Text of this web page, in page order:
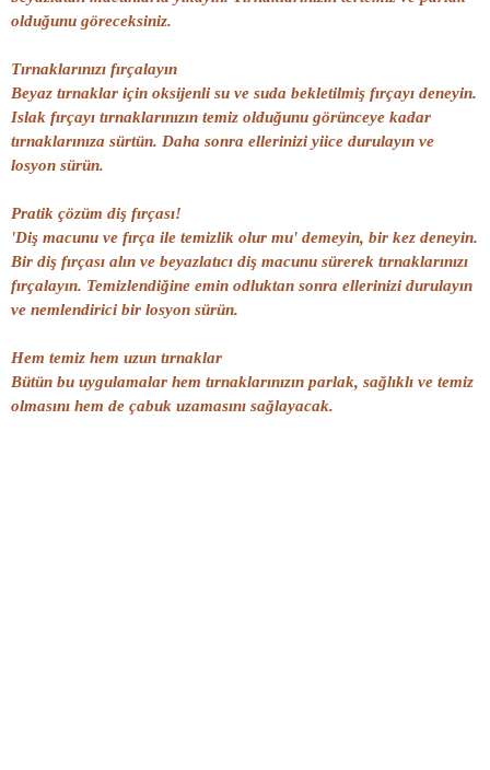
olduğunu göreceksiniz.
Tırnaklarınızı fırçalayın
Beyaz tırnaklar için oksijenli su ve suda bekletilmiş fırçayı deneyin.
Islak fırçayı tırnaklarınızın temiz olduğunu görünceye kadar
tırnaklarınıza sürtün. Daha sonra ellerinizi yiice durulayın ve
losyon sürün.
Pratik çözüm diş fırçası!
'Diş macunu ve fırça ile temizlik olur mu' demeyin, bir kez deneyin.
Bir diş fırçası alın ve beyazlatıcı diş macunu sürerek tırnaklarınızı
fırçalayın. Temizlendiğine emin odluktan sonra ellerinizi durulayın
ve nemlendirici bir losyon sürün.
Hem temiz hem uzun tırnaklar
Bütün bu uygulamalar hem tırnaklarınızın parlak, sağlıklı ve temiz
olmasını hem de çabuk uzamasını sağlayacak.